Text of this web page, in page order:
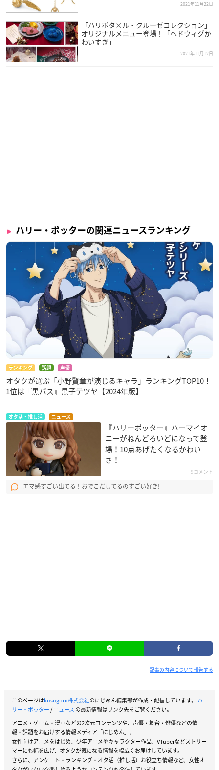
アルフォンソ・キュアロン
デヴィッド・イェーツ
※敬称略
2021年11月22日
「ハリポタ×ル・クルーゼコレクション」
オリジナルメニュー登場！「ヘドウィグか
わいすぎ」
2021年11月12日
ハリー・ポッターの関連ニュースランキング
ランキング 話題 声優
オタクが選ぶ「小野賢章が演じるキャラ」ランキングTOP10！
1位は『黒バス』黒子テツヤ【2024年版】
オタ活・推し活 ニュース
『ハリーポッター』ハーマイオ
ニーがねんどろいどになって登
場！10点あげたくなるかわい
さ！
9コメント
エマ感すごい出てる！おでこだしてるのすごい好き!
記事の内容について報告する
このページはkusuguru株式会社のにじめん編集部が作成・配信しています。 ハ
リー・ポッター/ニュース の最新情報はリンク先をご覧ください。
アニメ・ゲーム・漫画などの2次元コンテンツや、声優・舞台・俳優などの情
報・話題をお届けする情報メディア「にじめん」。
女性向けアニメをはじめ、少年アニメやキャラクター作品、VTuberなどストリー
マーにも幅を広げ、オタクが気になる情報を幅広くお届けしています。
さらに、アンケート・ランキング・オタ活（推し活）お役立ち情報など、女性オ